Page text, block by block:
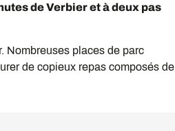
de Verbier et à deux pas
Nombreuses places de parc
de copieux repas composés de